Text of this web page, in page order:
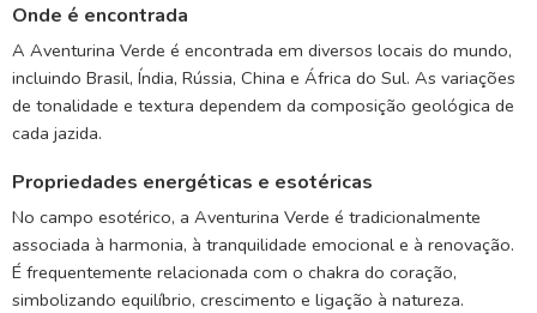
Onde é encontrada
A Aventurina Verde é encontrada em diversos locais do mundo,
incluindo Brasil, Índia, Rússia, China e África do Sul. As variações
de tonalidade e textura dependem da composição geológica de
cada jazida.
Propriedades energéticas e esotéricas
No campo esotérico, a Aventurina Verde é tradicionalmente
associada à harmonia, à tranquilidade emocional e à renovação.
É frequentemente relacionada com o chakra do coração,
simbolizando equilíbrio, crescimento e ligação à natureza.